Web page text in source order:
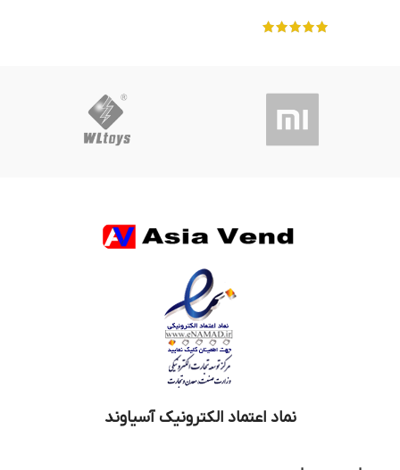
نماد اعتماد الکترونیک آسیاوند